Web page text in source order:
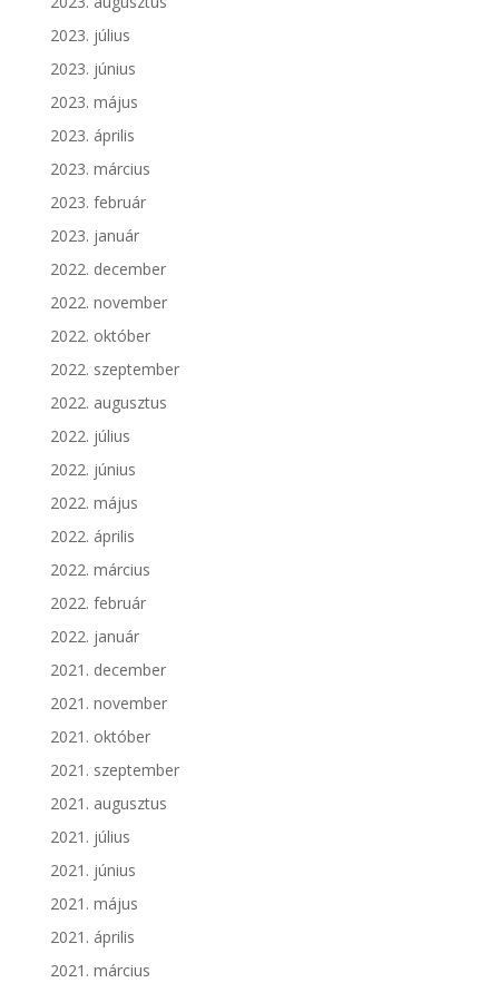
2023. július
2023. június
2023. május
2023. április
2023. március
2023. február
2023. január
2022. december
2022. november
2022. október
2022. szeptember
2022. augusztus
2022. július
2022. június
2022. május
2022. április
2022. március
2022. február
2022. január
2021. december
2021. november
2021. október
2021. szeptember
2021. augusztus
2021. július
2021. június
2021. május
2021. április
2021. március